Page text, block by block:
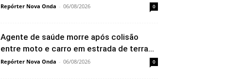
Repórter Nova Onda - 06/08/2026 0
Agente de saúde morre após colisão
entre moto e carro em estrada de terra...
Repórter Nova Onda - 06/08/2026 0